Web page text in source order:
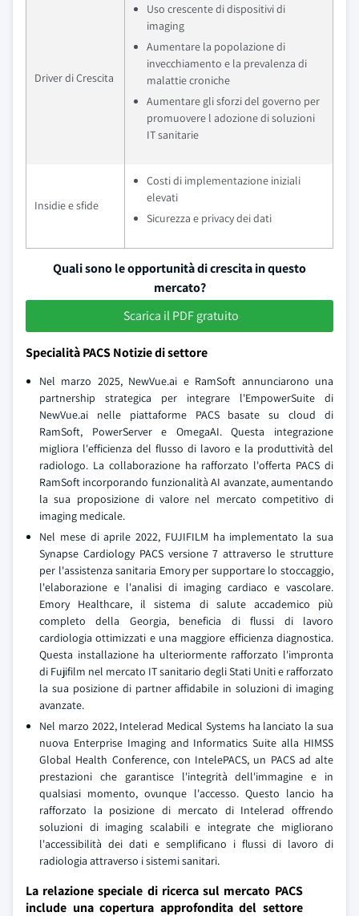
Driver di Crescita
Uso crescente di dispositivi di
imaging
Aumentare la popolazione di
invecchiamento e la prevalenza di
malattie croniche
Aumentare gli sforzi del governo per
promuovere l adozione di soluzioni
IT sanitarie
Insidie e sfide
Costi di implementazione iniziali
elevati
Sicurezza e privacy dei dati
Quali sono le opportunità di crescita in questo
mercato?
Scarica il PDF gratuito
Specialità PACS Notizie di settore
Nel marzo 2025, NewVue.ai e RamSoft annunciarono una
partnership strategica per integrare l'EmpowerSuite di
NewVue.ai nelle piattaforme PACS basate su cloud di
RamSoft, PowerServer e OmegaAI. Questa integrazione
migliora l'efficienza del flusso di lavoro e la produttività del
radiologo. La collaborazione ha rafforzato l'offerta PACS di
RamSoft incorporando funzionalità AI avanzate, aumentando
la sua proposizione di valore nel mercato competitivo di
imaging medicale.
Nel mese di aprile 2022, FUJIFILM ha implementato la sua
Synapse Cardiology PACS versione 7 attraverso le strutture
per l'assistenza sanitaria Emory per supportare lo stoccaggio,
l'elaborazione e l'analisi di imaging cardiaco e vascolare.
Emory Healthcare, il sistema di salute accademico più
completo della Georgia, beneficia di flussi di lavoro
cardiologia ottimizzati e una maggiore efficienza diagnostica.
Questa installazione ha ulteriormente rafforzato l'impronta
di Fujifilm nel mercato IT sanitario degli Stati Uniti e rafforzato
la sua posizione di partner affidabile in soluzioni di imaging
avanzate.
Nel marzo 2022, Intelerad Medical Systems ha lanciato la sua
nuova Enterprise Imaging and Informatics Suite alla HIMSS
Global Health Conference, con IntelePACS, un PACS ad alte
prestazioni che garantisce l'integrità dell'immagine e in
qualsiasi momento, ovunque l'accesso. Questo lancio ha
rafforzato la posizione di mercato di Intelerad offrendo
soluzioni di imaging scalabili e integrate che migliorano
l'accessibilità dei dati e semplificano i flussi di lavoro di
radiologia attraverso i sistemi sanitari.
La relazione speciale di ricerca sul mercato PACS
include una copertura approfondita del settore